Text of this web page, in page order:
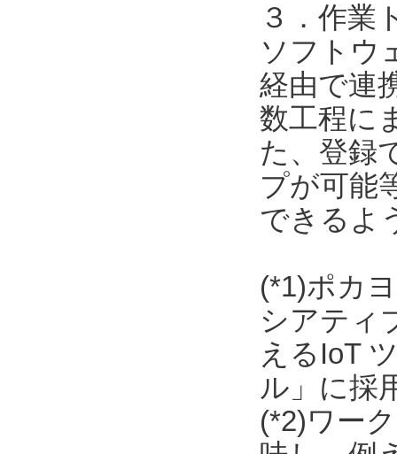
３．作業
ソフトウ
経由で連
数工程に
た、登録
プが可能
できるよ
(*1)ポカ
シアティ
えるIoT
ル」に採
(*2)ワー